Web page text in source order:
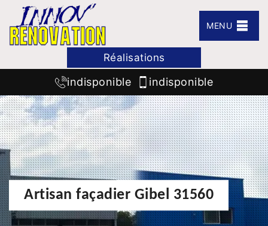
MENU
Réalisations
indisponible indisponible
Artisan façadier Gibel 31560